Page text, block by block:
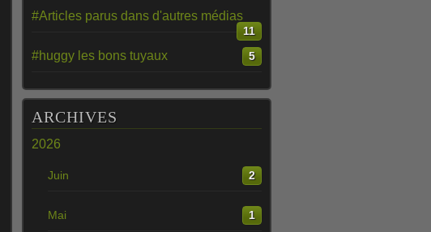
#Articles parus dans d'autres médias
11
#huggy les bons tuyaux 5
ARCHIVES
2026
Juin 2
Mai 1